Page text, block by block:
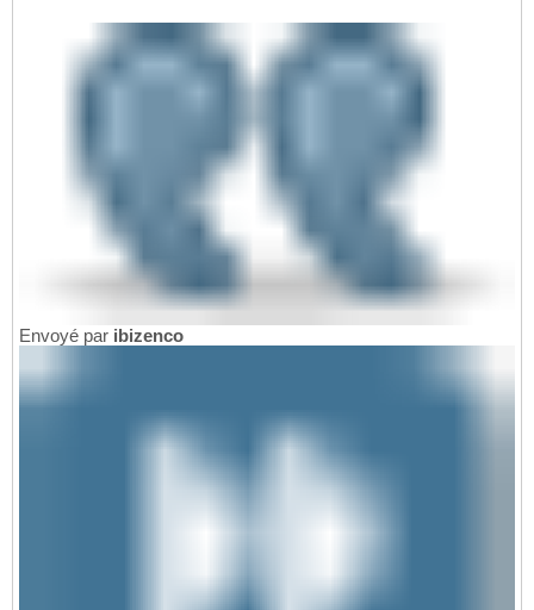
Envoyé par ibizenco